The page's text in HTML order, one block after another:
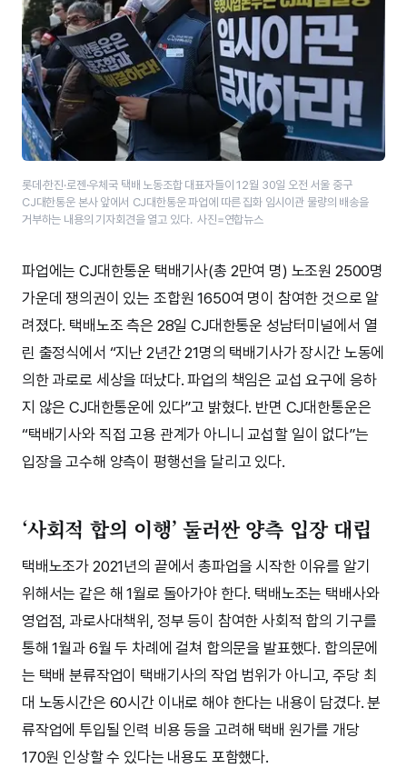
롯데·한진·​로젠·​우체국 택배 노동조합 대표자들이 12월 30일 오전 서울 중구
CJ대한통운 본사 앞에서 CJ대한통운 파업에 따른 집화 임시이관 물량의 배송을
거부하는 내용의 기자회견을 열고 있다. 사진=연합뉴스
파업에는 CJ대한통운 택배기사(총 2만여 명) 노조원 2500명
가운데 쟁의권이 있는 조합원 1650여 명이 참여한 것으로 알
려졌다. 택배노조 측은 28일 CJ대한통운 성남터미널에서 열
린 출정식에서 “지난 2년간 21명의 택배기사가 장시간 노동에
의한 과로로 세상을 떠났다. 파업의 책임은 교섭 요구에 응하
지 않은 CJ대한통운에 있다”고 밝혔다. 반면 CJ대한통운은
“택배기사와 직접 고용 관계가 아니니 교섭할 일이 없다”는
입장을 고수해 양측이 평행선을 달리고 있다.
‘사회적 합의 이행’ 둘러싼 양측 입장 대립
택배노조가 2021년의 끝에서 총파업을 시작한 이유를 알기
위해서는 같은 해 1월로 돌아가야 한다. 택배노조는 택배사와
영업점, 과로사대책위, 정부 등이 참여한 사회적 합의 기구를
통해 1월과 6월 두 차례에 걸쳐 합의문을 발표했다. 합의문에
는 택배 분류작업이 택배기사의 작업 범위가 아니고, 주당 최
대 노동시간은 60시간 이내로 해야 한다는 내용이 담겼다. 분
류작업에 투입될 인력 비용 등을 고려해 택배 원가를 개당
170원 인상할 수 있다는 내용도 포함했다.